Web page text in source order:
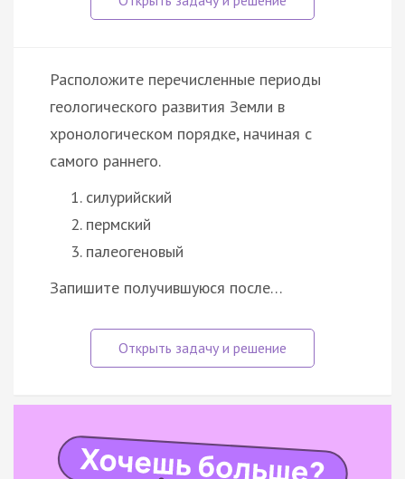
Расположите перечисленные периоды
геологического развития Земли в
хронологическом порядке, начиная с
самого раннего.
силурийский
пермский
палеогеновый
Запишите получившуюся после…